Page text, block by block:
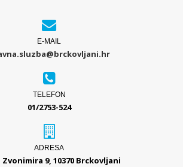
E-MAIL
TELEFON
01/2753-524
ADRESA
Zvonimira 9, 10370 Brckovljani